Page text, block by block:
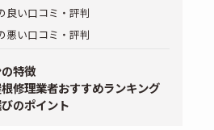
良い口コミ・評判
悪い口コミ・評判
特徴
修理業者おすすめランキング
のポイント